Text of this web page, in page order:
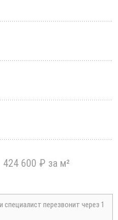
424 600 ₽ за м²
перезвонит через 1